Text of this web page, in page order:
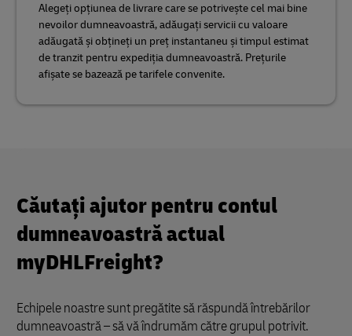
Alegeți opțiunea de livrare care se potrivește cel mai bine
nevoilor dumneavoastră, adăugați servicii cu valoare
adăugată și obțineți un preț instantaneu și timpul estimat
de tranzit pentru expediția dumneavoastră. Prețurile
afișate se bazează pe tarifele convenite.
Căutați ajutor pentru contul
dumneavoastră actual
myDHLFreight?
Echipele noastre sunt pregătite să răspundă întrebărilor
dumneavoastră – să vă îndrumăm către grupul potrivit.